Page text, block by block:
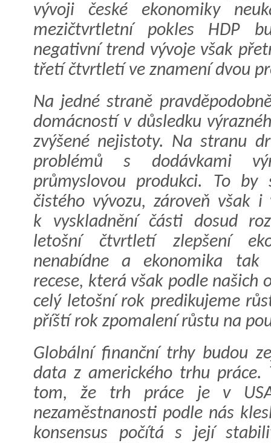
vývoji české ekonomiky
mezičtvrtletní pokles HDP
negativní trend vývoje však
třetí čtvrtletí ve znamení dvou
Na jedné straně
domácností v důsledku
zvýšené nejistoty. Na stranu
problémů s dodávkami
průmyslovou produkci. To
čistého vývozu, zároveň však
k vyskladnění části dosud
letošní čtvrtletí zlepšení
nenabídne a ekonomika tak
recese, která však podle našich
celý letošní rok predikujeme
příští rok zpomalení růstu na
Globální finanční trhy budou
data z amerického trhu
tom, že trh práce je v
nezaměstnanosti podle nás
konsensus počítá s její